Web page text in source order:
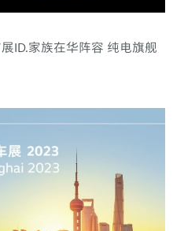
ID.家族在华阵容 纯电旗舰